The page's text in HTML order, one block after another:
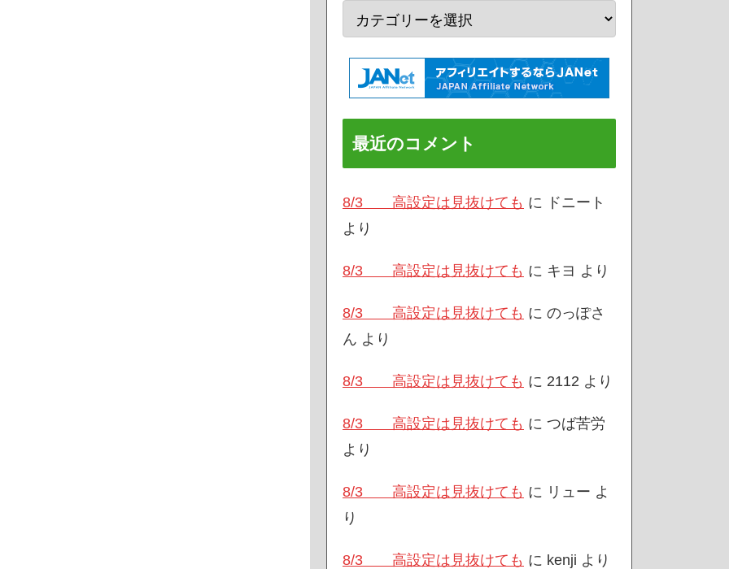
最近のコメント
8/3 高設定は見抜けても に
ドニート
より
8/3 高設定は見抜けても に キヨ より
8/3 高設定は見抜けても に のっぽさ
ん より
8/3 高設定は見抜けても に 2112 より
8/3 高設定は見抜けても に つば苦労
より
8/3 高設定は見抜けても に リュー よ
り
8/3 高設定は見抜けても に kenji より